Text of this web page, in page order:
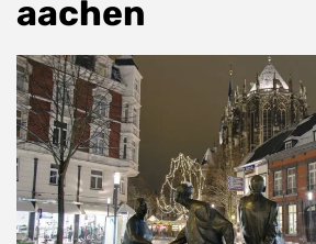
aachen